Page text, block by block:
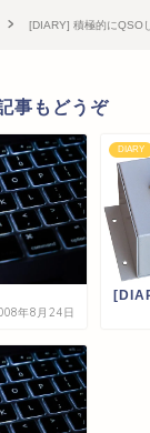
[DIARY] 積極的にQSO
事もどうぞ
年8月24日
DIARY